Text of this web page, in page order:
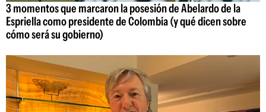
3 momentos que marcaron la posesión de Abelardo de la
Espriella como presidente de Colombia (y qué dicen sobre
cómo será su gobierno)